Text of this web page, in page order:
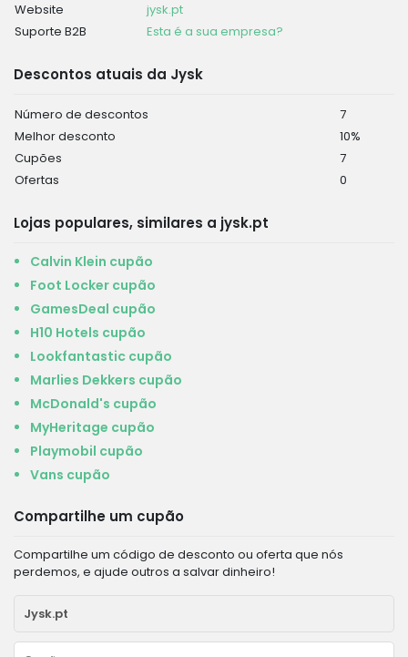
Website
jysk.pt
Suporte B2B
Esta é a sua empresa?
Descontos atuais da Jysk
Número de descontos
7
Melhor desconto
10%
Cupões
7
Ofertas
0
Lojas populares, similares a jysk.pt
Calvin Klein cupão
Foot Locker cupão
GamesDeal cupão
H10 Hotels cupão
Lookfantastic cupão
Marlies Dekkers cupão
McDonald's cupão
MyHeritage cupão
Playmobil cupão
Vans cupão
Compartilhe um cupão
Compartilhe um código de desconto ou oferta que nós
perdemos, e ajude outros a salvar dinheiro!